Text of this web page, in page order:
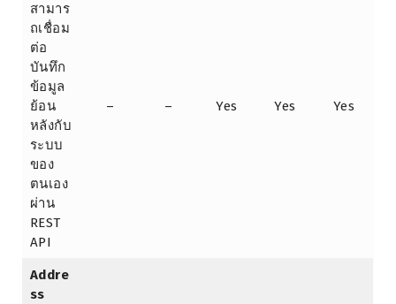
สามาร
ถเชื่อม
ต่อ
บันทึก
ข้อมูล
ย้อน
หลังกับ
ระบบ
ของ
ตนเอง
ผ่าน
REST
API
– – Yes Yes Yes
Addre
ss